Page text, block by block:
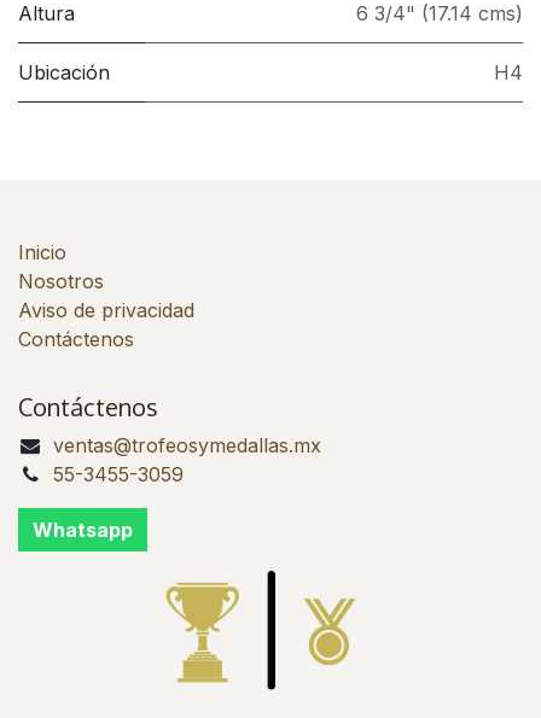
Altura 6 3/4" (17.14 cms)
Ubicación H4
Inicio
Nosotros
Aviso de privacidad
Contáctenos
Contáctenos
ventas@trofeosymedallas.mx
55-3455-3059
Whatsapp